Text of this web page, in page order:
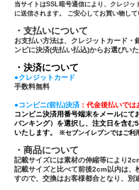
当サイトはSSL暗号通信により、クレジ
に送信されます。 ご安心してお買い物して
・支払いについて
お支払い方法は、クレジットカード・
ンビに決済(先払い払込)からお選びいた
・決済について
●クレジットカード
手数料無料
●コンビニ(前払)決済 ：代金後払いでは
コンビニ決済用番号端末をメールにて
バンキング）を選択し、注文日を含む
いたします。
※セブンイレブンではご利
・商品について
記載サイズには素材の伸縮等により
記載サイズと比べて前後2cm以内は、
すので、交換はお客様都合となり、別